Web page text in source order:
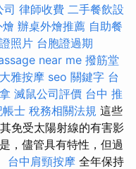
司 律師收費 二手餐飲設
燴 辦桌外燴推薦 自助餐
照片 台胞證過期
near me 撥筋堂
大雅按摩 seo 關鍵字 台
滅鼠公司評價 台中 推
帳士 稅務相關法規 這些
免受太陽射線的有害影
，儘管具有特性，但過
台中肩頸按摩 全年保持